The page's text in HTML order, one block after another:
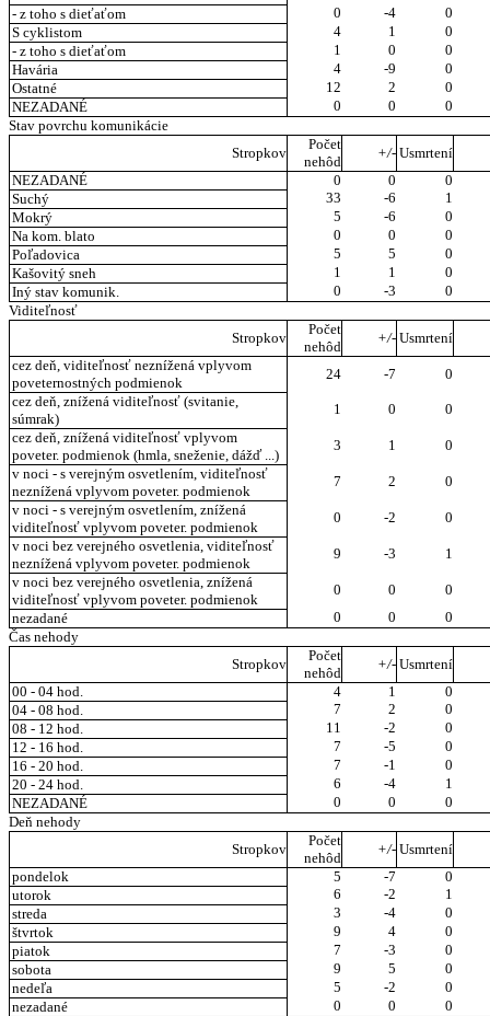
- z toho s dieťaťom
0 -4
0
S cyklistom
4 1
0
- z toho s dieťaťom
1 0
0
Havária
4 -9
0
Ostatné
12 2
0
NEZADANÉ
0 0
0
Stav povrchu komunikácie
Stropkov
Počet
nehôd
+/- Usmrtení
NEZADANÉ
0 0
0
Suchý
33 -6
1
Mokrý
5 -6
0
Na kom. blato
0 0
0
Poľadovica
5 5
0
Kašovitý sneh
1 1
0
Iný stav komunik.
0 -3
0
Viditeľnosť
Stropkov
Počet
nehôd
+/- Usmrtení
cez deň, viditeľnosť neznížená vplyvom
poveternostných podmienok
24 -7
0
cez deň, znížená viditeľnosť (svitanie,
súmrak)
1 0
0
cez deň, znížená viditeľnosť vplyvom
poveter. podmienok (hmla, sneženie, dážď ...)
3 1
0
v noci - s verejným osvetlením, viditeľnosť
neznížená vplyvom poveter. podmienok
7 2
0
v noci - s verejným osvetlením, znížená
viditeľnosť vplyvom poveter. podmienok
0 -2
0
v noci bez verejného osvetlenia, viditeľnosť
neznížená vplyvom poveter. podmienok
9 -3
1
v noci bez verejného osvetlenia, znížená
viditeľnosť vplyvom poveter. podmienok
0 0
0
nezadané
0 0
0
Čas nehody
Stropkov
Počet
nehôd
+/- Usmrtení
00 - 04 hod.
4 1
0
04 - 08 hod.
7 2
0
08 - 12 hod.
11 -2
0
12 - 16 hod.
7 -5
0
16 - 20 hod.
7 -1
0
20 - 24 hod.
6 -4
1
NEZADANÉ
0 0
0
Deň nehody
Stropkov
Počet
nehôd
+/- Usmrtení
pondelok
5 -7
0
utorok
6 -2
1
streda
3 -4
0
štvrtok
9 4
0
piatok
7 -3
0
sobota
9 5
0
nedeľa
5 -2
0
nezadané
0 0
0